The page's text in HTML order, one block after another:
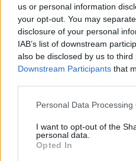
us or personal information
your opt-out. You may
disclosure of your personal
IAB’s list of downstream
also be disclosed by us to third
Downstream Participants that
Personal Data Processing
I want to opt-out of the
personal data.
Opted In
τους Βίκι Κριπς, Τζιμ
Κολμ Μίνι.
Δικαστική 2025,
Σε μια φανταστική
πρέπει να
δολοφονία της
Τοσκάν Ντυ Πλαντιέ το